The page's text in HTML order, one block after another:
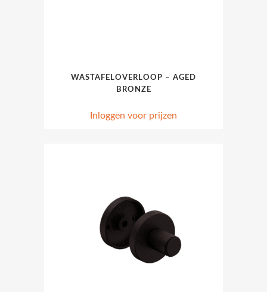
WASTAFELOVERLOOP – AGED
BRONZE
Inloggen voor prijzen